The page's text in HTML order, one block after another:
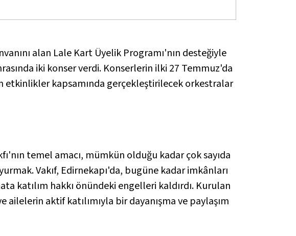
alan Lale Kart Üyelik Programı'nın desteğiyle
iki konser verdi. Konserlerin ilki 27 Temmuz'da
etkinlikler kapsamında gerçekleştirilecek orkestralar
temel amacı, mümkün olduğu kadar çok sayıda
Vakıf, Edirnekapı'da, bugüne kadar imkânları
katılım hakkı önündeki engelleri kaldırdı. Kurulan
aktif katılımıyla bir dayanışma ve paylaşım